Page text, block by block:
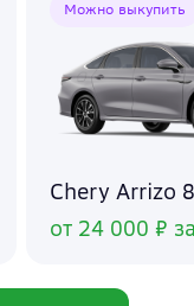
Можно выкупить
Chery Arrizo 8
от 24 000 ₽